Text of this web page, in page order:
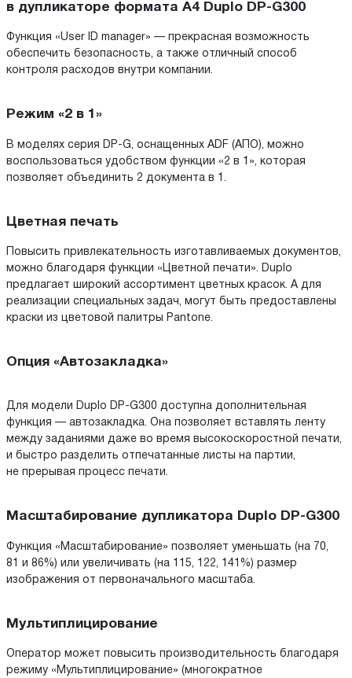
в дупликаторе формата A4 Duplo DP-G300
Функция «User ID manager» — прекрасная возможность
обеспечить безопасность, а также отличный способ
контроля расходов внутри компании.
Режим «2 в 1»
В моделях серия DP-G, оснащенных ADF (АПО), можно
воспользоваться удобством функции «2 в 1», которая
позволяет объединить 2 документа в 1.
Цветная печать
Повысить привлекательность изготавливаемых документов,
можно благодаря функции «Цветной печати». Duplo
предлагает широкий ассортимент цветных красок. А для
реализации специальных задач, могут быть предоставлены
краски из цветовой палитры Pantone.
Опция «Автозакладка»
Для модели Duplo DP-G300 доступна дополнительная
функция — автозакладка. Она позволяет вставлять ленту
между заданиями даже во время высокоскоростной печати,
и быстро разделить отпечатанные листы на партии,
не прерывая процесс печати.
Масштабирование дупликатора Duplo DP-G300
Функция «Масштабирование» позволяет уменьшать (на 70,
81 и 86%) или увеличивать (на 115, 122, 141%) размер
изображения от первоначального масштаба.
Мультиплицирование
Оператор может повысить производительность благодаря
режиму «Мультиплицирование» (многократное